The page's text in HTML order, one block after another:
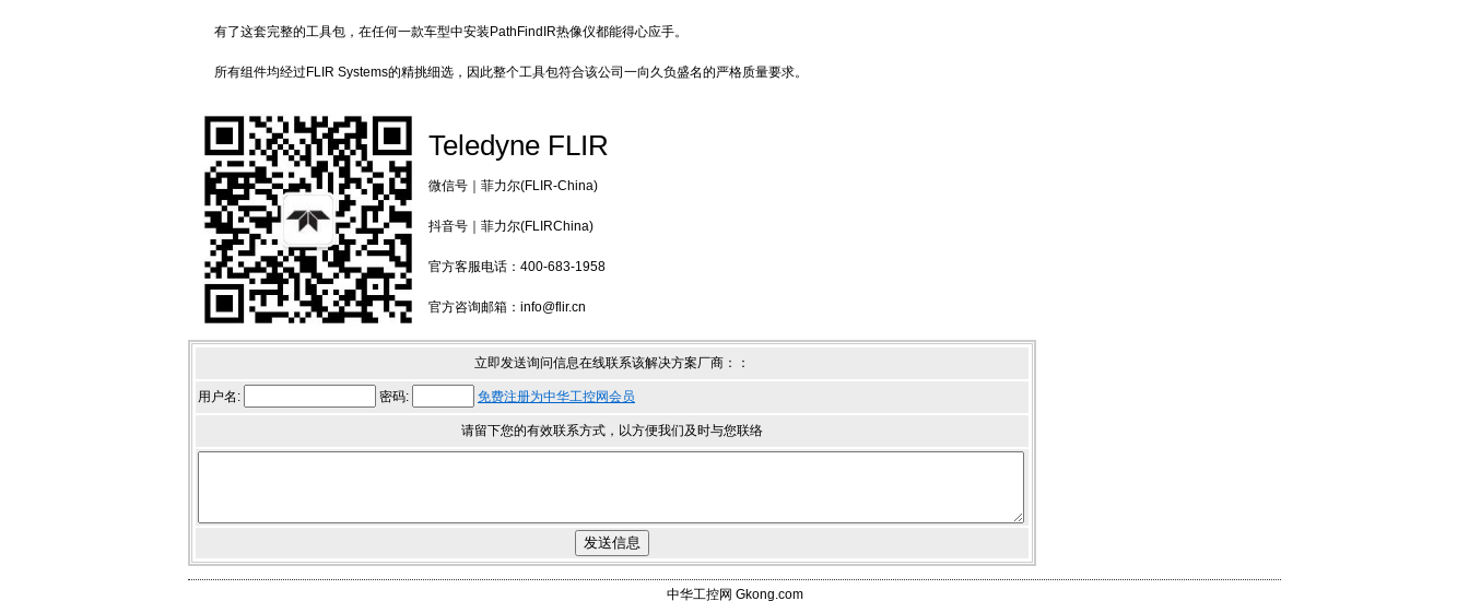
有了这套完整的工具包，在任何一款车型中安装PathFindIR热像仪都能得心应手。
所有组件均经过FLIR Systems的精挑细选，因此整个工具包符合该公司一向久负盛名的严格质量要求。
Teledyne FLIR
微信号｜菲力尔(FLIR-China)
抖音号｜菲力尔(FLIRChina)
官方客服电话：400-683-1958
官方咨询邮箱：info@flir.cn
立即发送询问信息在线联系该解决方案厂商： ：
用户名: 密码: 免费注册为中华工控网会员
请留下您的有效联系方式，以方便我们及时与您联络
中华工控网 Gkong.com